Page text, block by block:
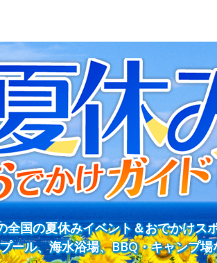
全国の夏休みイベント＆おでかけス
ール、海水浴場、BBQ・キャンプ